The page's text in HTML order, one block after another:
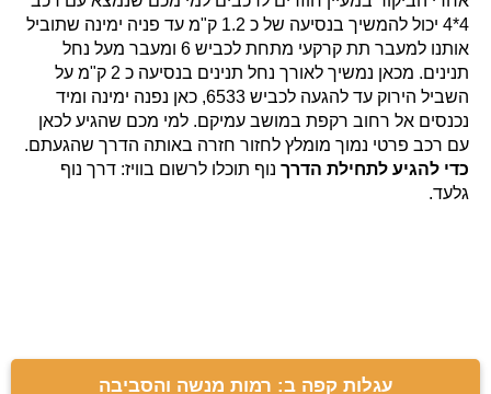
4*4 יכול להמשיך בנסיעה של כ 1.2 ק"מ עד פניה ימינה שתוביל
אותנו למעבר תת קרקעי מתחת לכביש 6 ומעבר מעל נחל
תנינים. מכאן נמשיך לאורך נחל תנינים בנסיעה כ 2 ק"מ על
השביל הירוק עד להגעה לכביש 6533, כאן נפנה ימינה ומיד
נכנסים אל רחוב רקפת במושב עמיקם. למי מכם שהגיע לכאן
עם רכב פרטי נמוך מומלץ לחזור חזרה באותה הדרך שהגעתם.
כדי להגיע לתחילת הדרך נוף תוכלו לרשום בוויז: דרך נוף
גלעד.
עגלות קפה ב: רמות מנשה והסביבה